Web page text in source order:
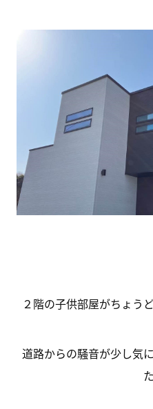
２階の子供部屋がちょう
道路からの騒音が少し気